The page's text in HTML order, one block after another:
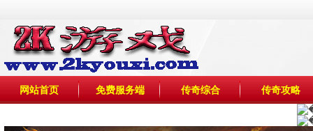
网站首页 免费服务端 传奇综合 传奇攻略